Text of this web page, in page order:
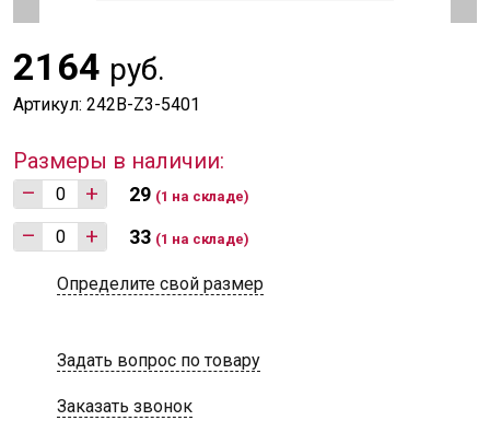
2164 руб.
Артикул: 242B-Z3-5401
Размеры в наличии:
–
+ 29 (1 на складе)
– + 33 (1 на складе)
Определите свой размер
Задать вопрос по товару
Заказать звонок